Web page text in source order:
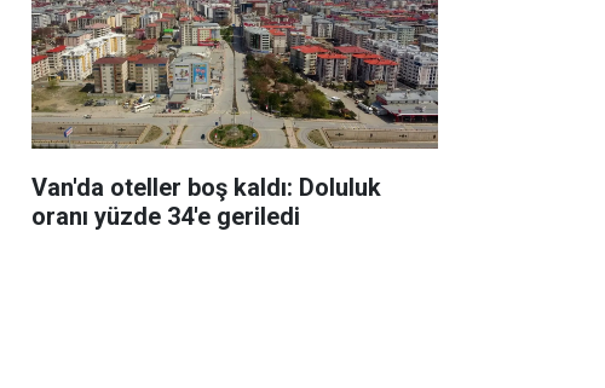
Van'da oteller boş kaldı: Doluluk
oranı yüzde 34'e geriledi